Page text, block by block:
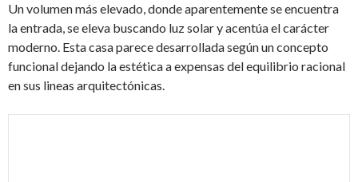
Un volumen más elevado, donde aparentemente se encuentra
la entrada, se eleva buscando luz solar y acentúa el carácter
moderno. Esta casa parece desarrollada según un concepto
funcional dejando la estética a expensas del equilibrio racional
en sus lineas arquitectónicas.